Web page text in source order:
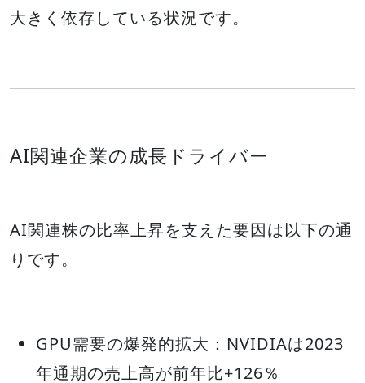
大きく依存している状況です。
AI関連企業の成長ドライバー
AI関連株の比率上昇を支えた要因は以下の通
りです。
GPU需要の爆発的拡大：NVIDIAは2023
年通期の売上高が前年比+126％